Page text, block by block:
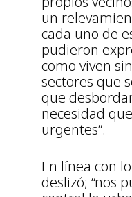
un
cada uno de
pudieron
como viven
sectores que
que
necesidad
urgentes”.
En línea con
deslizó; “nos